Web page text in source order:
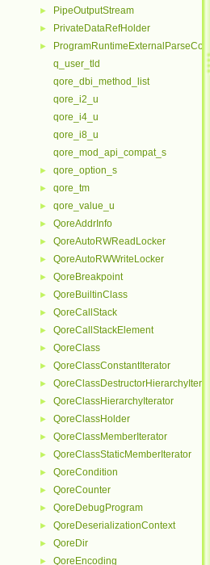
► PipeOutputStream
► PrivateDataRefHolder
►
q_user_tld
qore_dbi_method_list
qore_i2_u
qore_i4_u
qore_i8_u
qore_mod_api_compat_s
► qore_option_s
► qore_tm
► qore_value_u
► QoreAddrInfo
► QoreAutoRWReadLocker
► QoreAutoRWWriteLocker
► QoreBreakpoint
► QoreBuiltinClass
► QoreCallStack
► QoreCallStackElement
► QoreClass
► QoreClassConstantIterator
►
► QoreClassHierarchyIterator
► QoreClassHolder
► QoreClassMemberIterator
► QoreClassStaticMemberIterator
► QoreCondition
► QoreCounter
► QoreDebugProgram
► QoreDeserializationContext
► QoreDir
► QoreEncoding